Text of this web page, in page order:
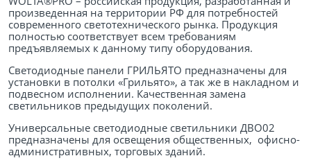
произведенная на территории РФ для потребностей
современного светотехнического рынка. Продукция
полностью соответствует всем требованиям
предъявляемых к данному типу оборудования.
Светодиодные панели ГРИЛЬЯТО предназначены для
установки в потолки «Грильято», а так же в накладном и
подвесном исполнении. Качественная замена
светильников предыдущих поколений.
Универсальные светодиодные светильники ДВО02
предназначены для освещения общественных, офисно-
административных, торговых зданий.